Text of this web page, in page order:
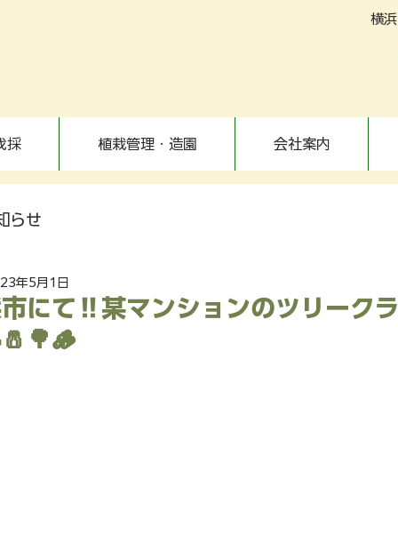
横
採 植栽管理・造園 会社案内
らせ
にて‼️某マンションのツリーク
年5月1日